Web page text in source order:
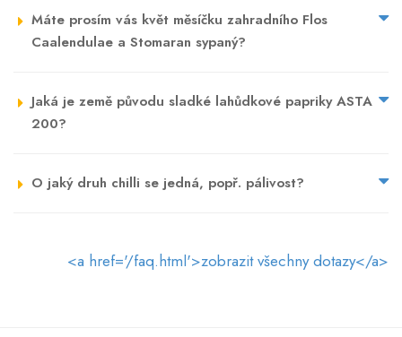
Máte prosím vás květ měsíčku zahradního Flos
Caalendulae a Stomaran sypaný?
Jaká je země původu sladké lahůdkové papriky ASTA
200?
O jaký druh chilli se jedná, popř. pálivost?
<a href='/faq.html'>zobrazit všechny dotazy</a>